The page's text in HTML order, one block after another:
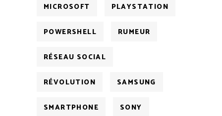
MICROSOFT PLAYSTATION
POWERSHELL RUMEUR
RÉSEAU SOCIAL
RÉVOLUTION SAMSUNG
SMARTPHONE SONY